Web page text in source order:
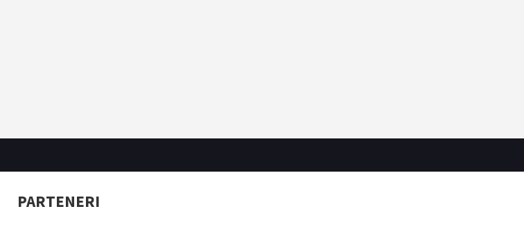
PARTENERI